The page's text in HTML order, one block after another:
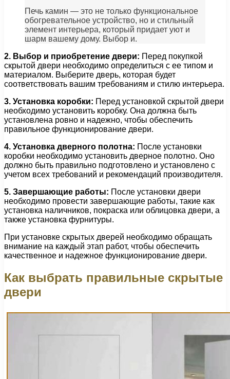
Печь камин — это не только функциональное
обогревательное устройство, но и стильный
элемент интерьера, который придает уют и
шарм вашему дому. Выбор и.
2. Выбор и приобретение двери: Перед покупкой
скрытой двери необходимо определиться с ее типом и
материалом. Выберите дверь, которая будет
соответствовать вашим требованиям и стилю интерьера.
3. Установка коробки: Перед установкой скрытой двери
необходимо установить коробку. Она должна быть
установлена ровно и надежно, чтобы обеспечить
правильное функционирование двери.
4. Установка дверного полотна: После установки
коробки необходимо установить дверное полотно. Оно
должно быть правильно подготовлено и установлено с
учетом всех требований и рекомендаций производителя.
5. Завершающие работы: После установки двери
необходимо провести завершающие работы, такие как
установка наличников, покраска или облицовка двери, а
также установка фурнитуры.
При установке скрытых дверей необходимо обращать
внимание на каждый этап работ, чтобы обеспечить
качественное и надежное функционирование двери.
Как выбрать правильные скрытые
двери